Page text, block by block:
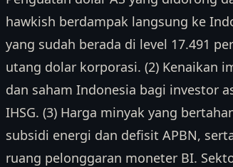
hawkish berdampak langsung ke
yang sudah berada di level 17.491
utang dolar korporasi. (2) Kenaikan
dan saham Indonesia bagi investor
IHSG. (3) Harga minyak yang
subsidi energi dan defisit APBN,
ruang pelonggaran moneter BI.